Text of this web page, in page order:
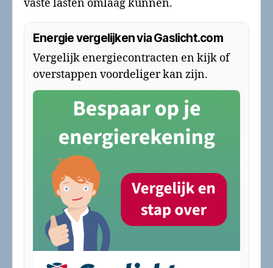
vaste lasten omlaag kunnen.
Energie vergelijken via Gaslicht.com
Vergelijk energiecontracten en kijk of
overstappen voordeliger kan zijn.